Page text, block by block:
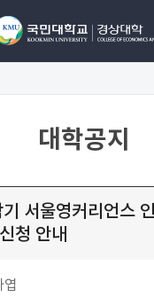
대학공지
서울영커리언스
청 안내
엽